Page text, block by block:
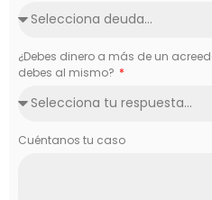
¿Debes dinero a más de un
debes al mismo?
Cuéntanos tu caso